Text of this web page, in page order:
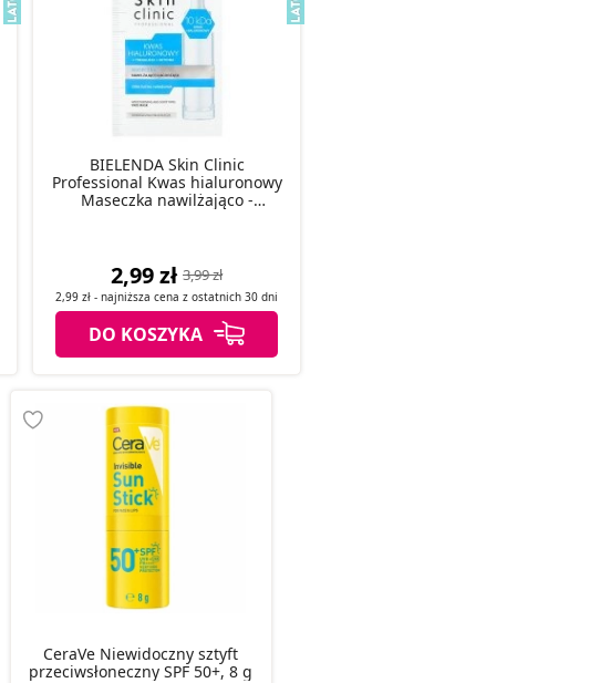
BIELENDA Skin Clinic
Professional Kwas hialuronowy
Maseczka nawilżająco -
2,99 zł 3,99 zł
2,99 zł - najniższa cena z ostatnich 30 dni
DO KOSZYKA
CeraVe Niewidoczny sztyft
przeciwsłoneczny SPF 50+, 8 g